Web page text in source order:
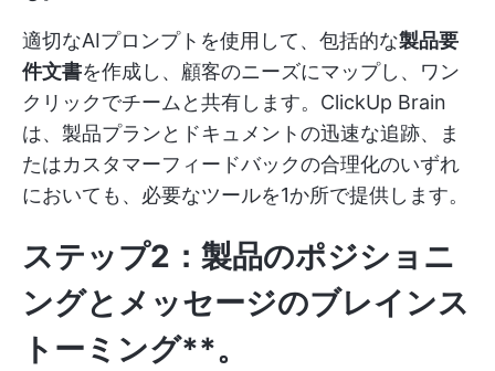
適切なAIプロンプトを使用して、包括的な製品要
件文書を作成し、顧客のニーズにマップし、ワン
クリックでチームと共有します。ClickUp Brain
は、製品プランとドキュメントの迅速な追跡、ま
たはカスタマーフィードバックの合理化のいずれ
においても、必要なツールを1か所で提供します。
ステップ2：製品のポジショニ
ングとメッセージのブレインス
トーミング**。